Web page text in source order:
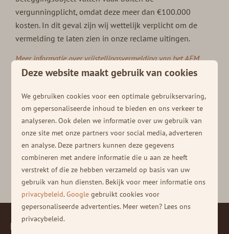
vergunningplicht, omdat deze meer dan €100.000
kosten. In dit geval zijn wij wettelijk verplicht om de
vermelding te laten zien in onze reclame uitingen.
Meer informatie over vrijstellingsvermelding van het AFM
vindt u hier.
Waar staat AFM voor?
AFM staat voor:Autoriteit Financiële Markten. De AFM
houdt toezicht op de financiële markten, hier valt onder
andere sparen, beleggen, verzekeren en lenen onder. De
Autoriteit Financiële Markten houdt toezicht dat er
vertrouwen heerst in de financiële markten en dat de
markt op een eerlijke en duidelijke manier werkt.
Blijf op de hoogte!
Deze website maakt gebruik van cookies
We gebruiken cookies voor een optimale gebruikservaring,
om gepersonaliseerde inhoud te bieden en ons verkeer te
analyseren. Ook delen we informatie over uw gebruik van
onze site met onze partners voor social media, adverteren
en analyse. Deze partners kunnen deze gegevens
combineren met andere informatie die u aan ze heeft
verstrekt of die ze hebben verzameld op basis van uw
gebruik van hun diensten. Bekijk voor meer informatie ons
privacybeleid.Google gebruikt cookies voor
gepersonaliseerde advertenties. Meer weten? Lees ons
privacybeleid.